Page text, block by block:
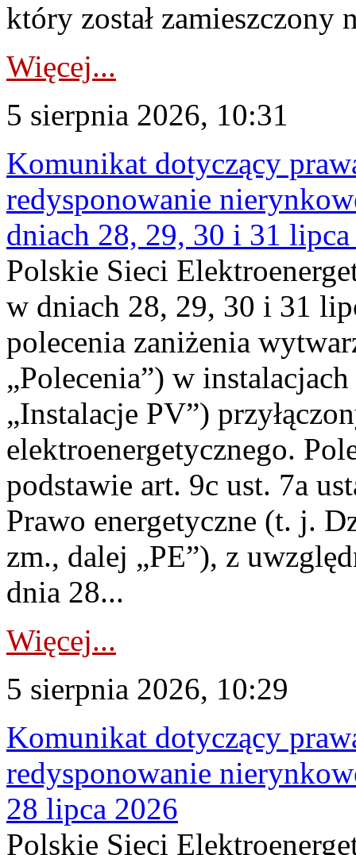
który został zamieszczony
Więcej...
5 sierpnia 2026, 10:31
Komunikat dotyczący
redysponowanie
dniach 28, 29, 30 i 31
Polskie Sieci
w dniach 28, 29, 30 i 31
polecenia zaniżenia
„Polecenia”) w
„Instalacje PV”)
elektroenergetycznego.
podstawie art. 9c ust. 7a
Prawo energetyczne (t. j.
zm., dalej „PE”), z
dnia 28...
Więcej...
5 sierpnia 2026, 10:29
Komunikat dotyczący
redysponowanie
28 lipca 2026
Polskie Sieci